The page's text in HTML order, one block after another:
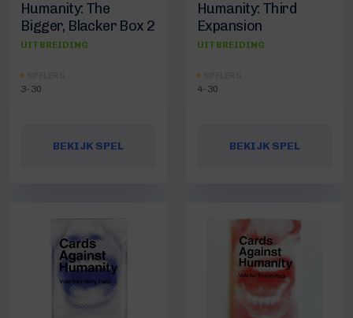
Humanity: The
Bigger, Blacker Box 2
UITBREIDING
3-30
BEKIJK SPEL
Humanity: Third
Expansion
UITBREIDING
4-30
BEKIJK SPEL